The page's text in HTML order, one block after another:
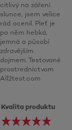
citlivý na záření
slunce, jsem velice
rád ocenil. Pleť je
po něm hebká,
jemná a působí
zdravějším
dojmem. Testované
prostredníctvom
All2test.com
Kvalita produktu